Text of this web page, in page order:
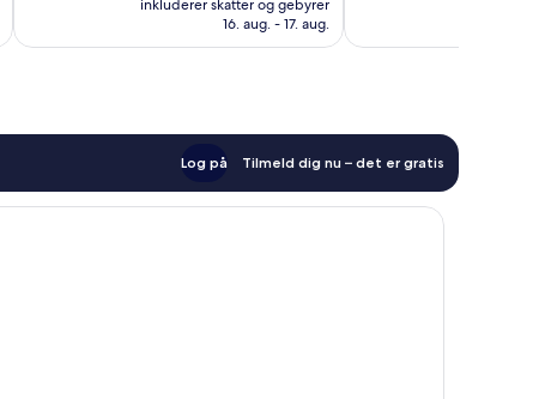
anmeldelser
806 kr.
inkluderer skatter og gebyrer
16. aug. - 17. aug.
anmeldelser
Log på Tilmeld dig nu – det er gratis